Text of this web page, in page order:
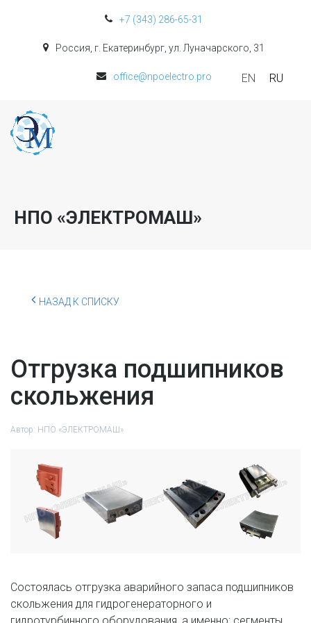
+7 (343) 286-65-31
Россия, г. Екатеринбург, ул. Луначарского, 31
office@npoelectro.pro EN RU
НПО «ЭЛЕКТРОМАШ»
НАЗАД К СПИСКУ
Отгрузка подшипников
скольжения
Автор: НПО «ЭЛЕКТРОМАШ»
Состоялась отгрузка аварийного запаса подшипников
скольжения для гидрогенераторного и